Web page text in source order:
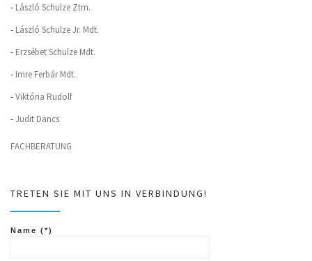
- László Schulze Ztm.
- László Schulze Jr. Mdt.
- Erzsébet Schulze Mdt.
- Imre Ferbár Mdt.
-Viktória Rudolf
-Judit Dancs
FACHBERATUNG
TRETEN SIE MIT UNS IN VERBINDUNG!
Name (*)